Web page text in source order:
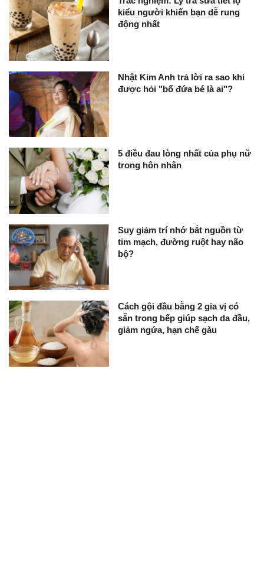
kiểu người khiến bạn dễ rung
động nhất
Nhật Kim Anh trả lời ra sao khi
được hỏi "bố đứa bé là ai"?
5 điều đau lòng nhất của phụ nữ
trong hôn nhân
Suy giảm trí nhớ bắt nguồn từ
tim mạch, đường ruột hay não
bộ?
Cách gội đầu bằng 2 gia vị có
sẵn trong bếp giúp sạch da đầu,
giảm ngứa, hạn chế gàu